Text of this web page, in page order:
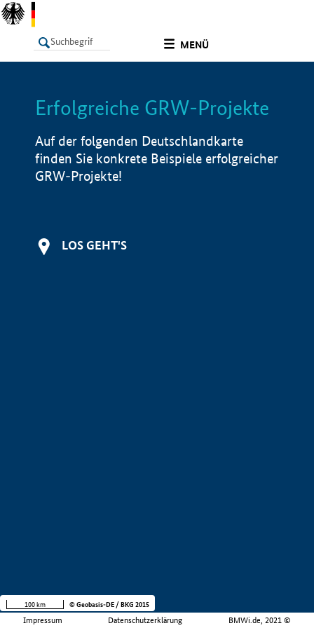
MENÜ
LISTE Info
Erfolgreiche GRW-Projekte
Auf der folgenden Deutschlandkarte
finden Sie konkrete Beispiele erfolgreicher
GRW-Projekte!
LOS GEHT'S
Impressum Datenschutzerklärung BMWi.de, 2021 ©
100 km © Geobasis-DE / BKG 2015